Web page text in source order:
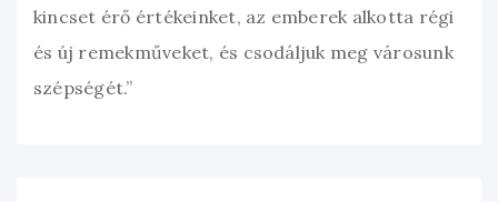
kincset érő értékeinket, az emberek alkotta régi
és új remekműveket, és csodáljuk meg városunk
szépségét.”